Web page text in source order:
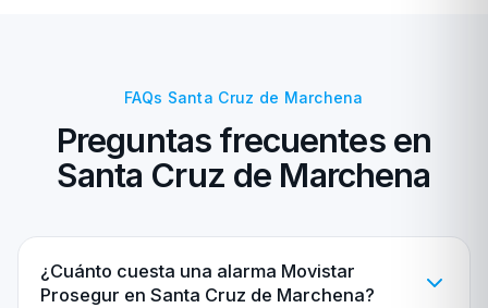
FAQs Santa Cruz de Marchena
Preguntas frecuentes en
Santa Cruz de Marchena
¿Cuánto cuesta una alarma Movistar
Prosegur en Santa Cruz de Marchena?